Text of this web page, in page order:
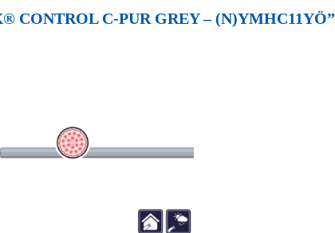
CONTROL C-PUR GREY – (N)YMHC11YÖ”